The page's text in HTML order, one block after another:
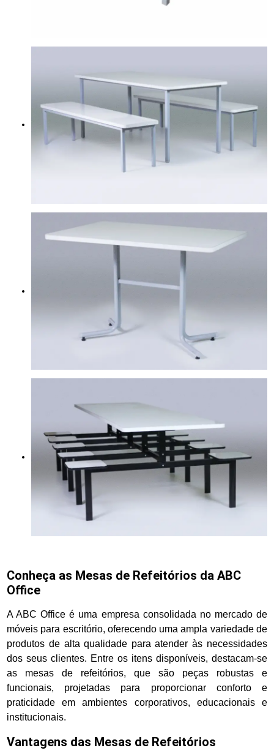
Conheça as Mesas de Refeitórios da ABC
Office
A ABC Office é uma empresa consolidada no mercado de
móveis para escritório, oferecendo uma ampla variedade de
produtos de alta qualidade para atender às necessidades
dos seus clientes. Entre os itens disponíveis, destacam-se
as mesas de refeitórios, que são peças robustas e
funcionais, projetadas para proporcionar conforto e
praticidade em ambientes corporativos, educacionais e
institucionais.
Vantagens das Mesas de Refeitórios